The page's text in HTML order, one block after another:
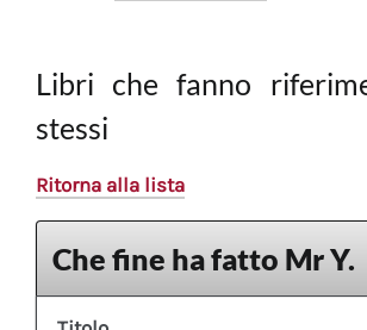
Libri che fanno
stessi
Ritorna alla lista
Che fine ha fatto Mr Y.